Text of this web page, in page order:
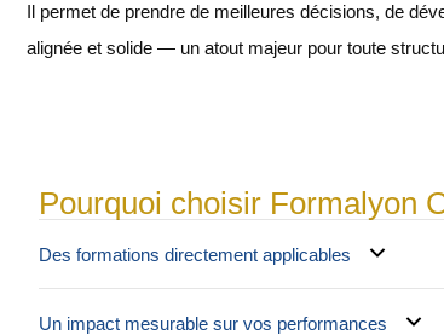
Il permet de prendre de meilleures décisions, de
alignée et solide — un atout majeur pour toute
Pourquoi choisir Formalyon
Des formations directement applicables
Un impact mesurable sur vos performances